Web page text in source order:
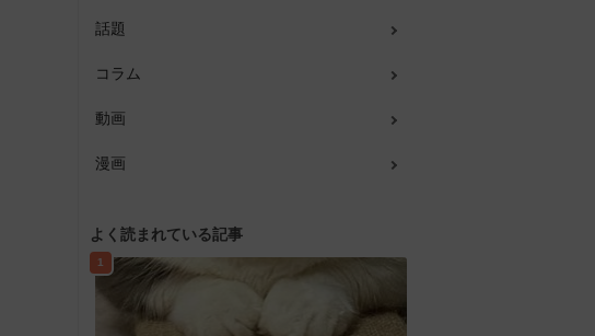
話題
コラム
動画
漫画
よく読まれている記事
1